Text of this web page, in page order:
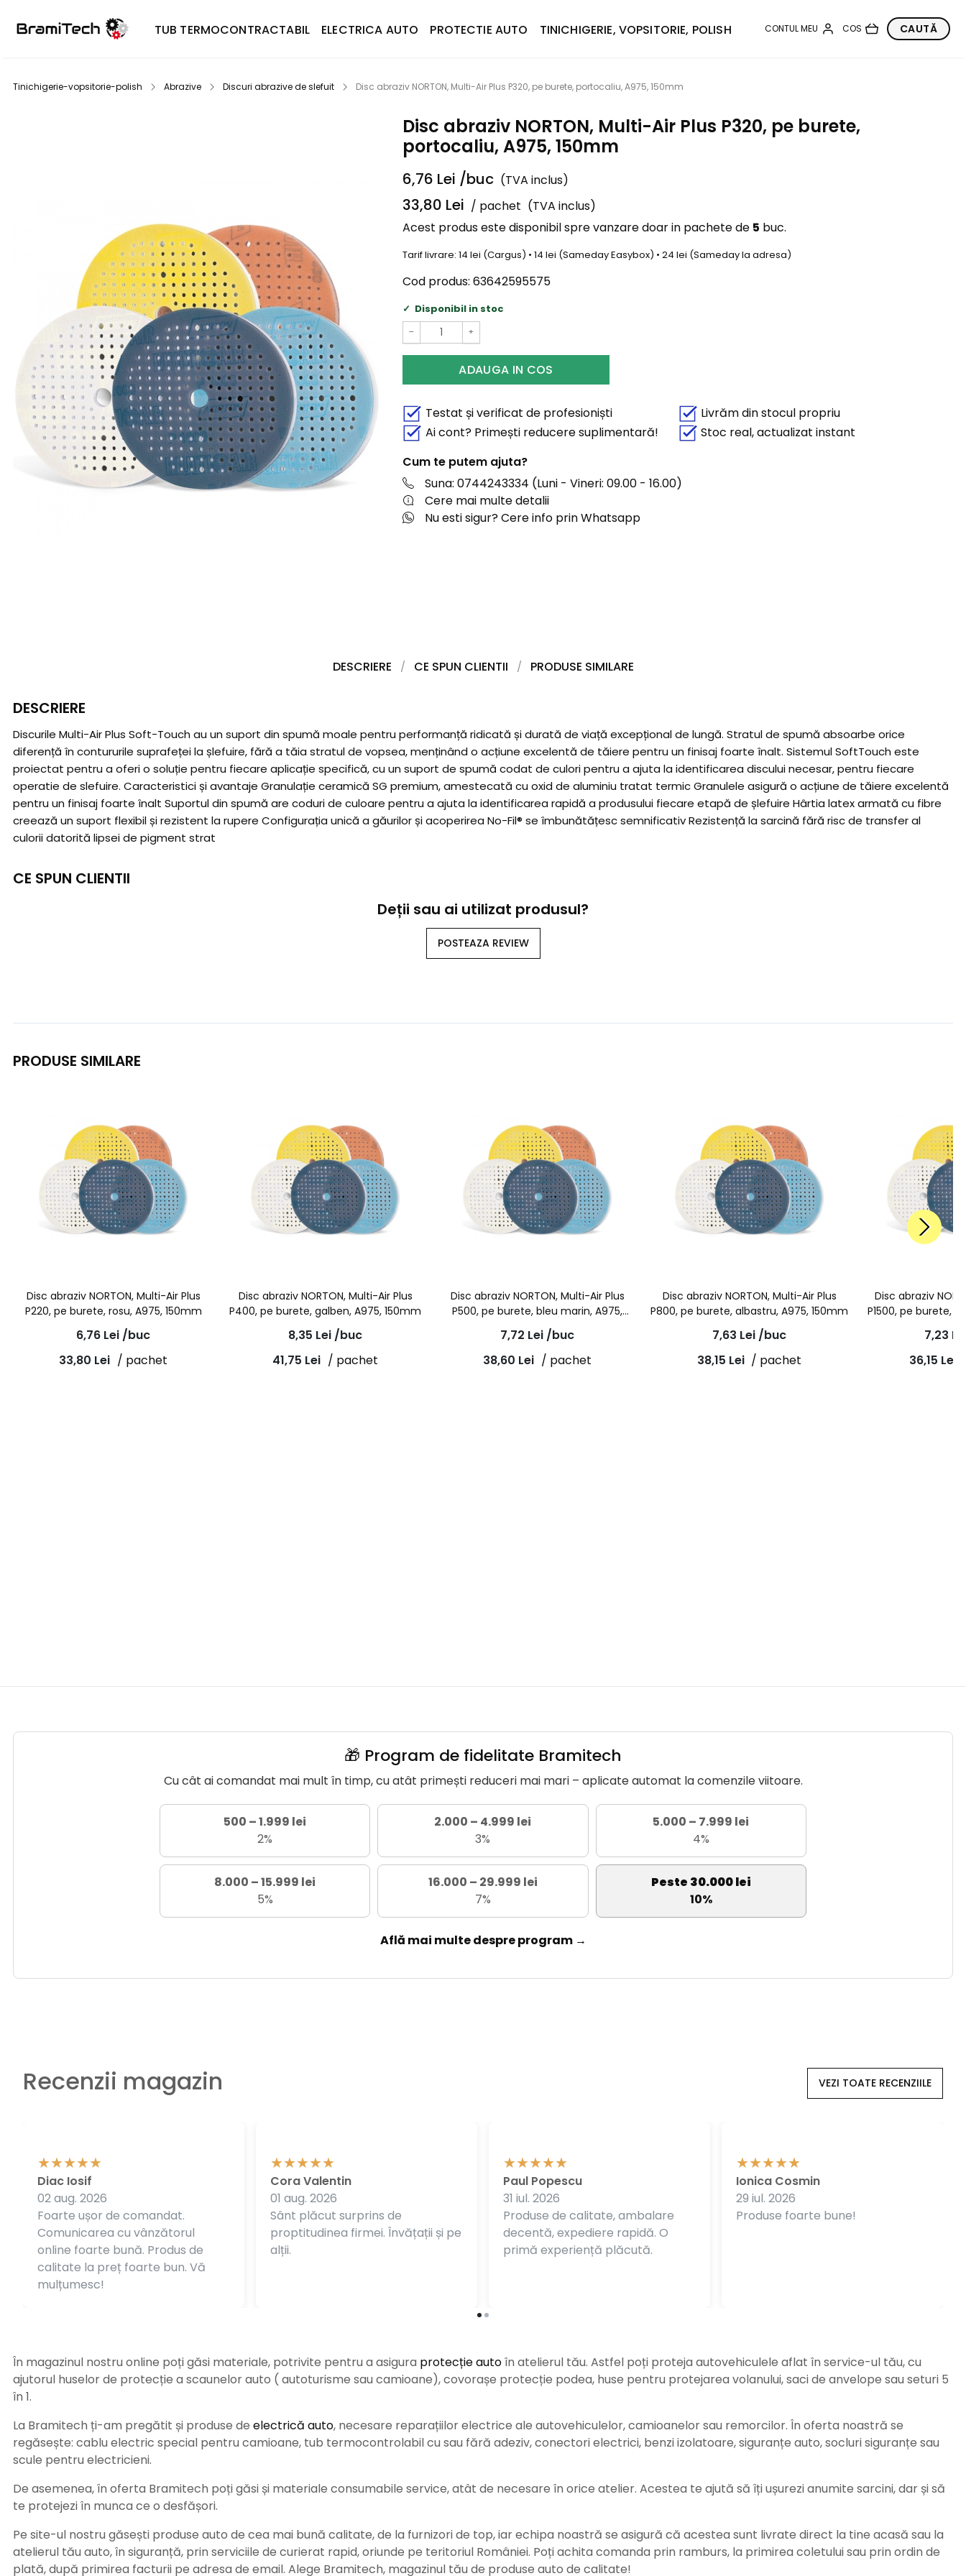
TUB TERMOCONTRACTABIL ELECTRICA AUTO PROTECTIE AUTO TINICHIGERIE, VOPSITORIE, POLISH
Tinichigerie-vopsitorie-polish Abrazive Discuri abrazive de slefuit Disc abraziv NORTON, Multi-Air Plus P320, pe burete, portocaliu, A975, 150mm
Disc abraziv NORTON, Multi-Air Plus P320, pe burete,
portocaliu, A975, 150mm
6,76 Lei /buc (TVA inclus)
33,80 Lei / pachet (TVA inclus)
Acest produs este disponibil spre vanzare doar in pachete de 5 buc.
Tarif livrare: 14 lei (Cargus) • 14 lei (Sameday Easybox) • 24 lei (Sameday la adresa)
Cod produs: 63642595575
Disponibil in stoc
− +
ADAUGA IN COS
Testat și verificat de profesioniști
Livrăm din stocul propriu
Ai cont? Primești reducere suplimentară!
Stoc real, actualizat instant
Cum te putem ajuta?
Suna: 0744243334 (Luni - Vineri: 09.00 - 16.00)
Cere mai multe detalii
Nu esti sigur? Cere info prin Whatsapp
DESCRIERE CE SPUN CLIENTII PRODUSE SIMILARE
DESCRIERE
Discurile Multi-Air Plus Soft-Touch au un suport din spumă moale pentru performanță ridicată și durată de viață excepțional de lungă. Stratul de spumă absoarbe orice
diferență în contururile suprafeței la șlefuire, fără a tăia stratul de vopsea, menținând o acțiune excelentă de tăiere pentru un finisaj foarte înalt. Sistemul SoftTouch este
proiectat pentru a oferi o soluție pentru fiecare aplicație specifică, cu un suport de spumă codat de culori pentru a ajuta la identificarea discului necesar, pentru fiecare
operatie de slefuire. Caracteristici și avantaje Granulație ceramică SG premium, amestecată cu oxid de aluminiu tratat termic Granulele asigură o acțiune de tăiere excelentă
pentru un finisaj foarte înalt Suportul din spumă are coduri de culoare pentru a ajuta la identificarea rapidă a produsului fiecare etapă de șlefuire Hârtia latex armată cu fibre
creează un suport flexibil și rezistent la rupere Configurația unică a găurilor și acoperirea No-Fil® se îmbunătățesc semnificativ Rezistență la sarcină fără risc de transfer al
culorii datorită lipsei de pigment strat
CE SPUN CLIENTII
Deții sau ai utilizat produsul?
POSTEAZA REVIEW
PRODUSE SIMILARE
Disc abraziv NORTON, Multi-Air Plus
P220, pe burete, rosu, A975, 150mm
6,76 Lei /buc
33,80 Lei / pachet
Disc abraziv NORTON, Multi-Air Plus
P400, pe burete, galben, A975, 150mm
8,35 Lei /buc
41,75 Lei / pachet
Disc abraziv NORTON, Multi-Air Plus
P500, pe burete, bleu marin, A975,
150mm
7,72 Lei /buc
38,60 Lei / pachet
Disc abraziv NORTON, Multi-Air Plus
P800, pe burete, albastru, A975, 150mm
7,63 Lei /buc
38,15 Lei / pachet
Disc abraziv
P1500, pe burete,
7,23
36,15 Lei
🎁 Program de fidelitate Bramitech
Cu cât ai comandat mai mult în timp, cu atât primești reduceri mai mari – aplicate automat la comenzile viitoare.
500 – 1.999 lei
2%
2.000 – 4.999 lei
3%
5.000 – 7.999 lei
4%
8.000 – 15.999 lei
5%
16.000 – 29.999 lei
7%
Peste 30.000 lei
10%
Află mai multe despre program →
Recenzii magazin VEZI TOATE RECENZIILE
Foarte ușor de comandat.
Comunicarea cu vânzătorul
online foarte bună. Produs de
calitate la preț foarte bun. Vă
mulțumesc!
Diac Iosif
02 aug. 2026
Sânt plăcut surprins de
proptitudinea firmei. Învățații și pe
alții.
Cora Valentin
01 aug. 2026
Produse de calitate, ambalare
decentă, expediere rapidă. O
primă experiență plăcută.
Paul Popescu
31 iul. 2026
Produse foarte bune!
Ionica Cosmin
29 iul. 2026
În magazinul nostru online poți găsi materiale, potrivite pentru a asigura protecție autoîn atelierul tău. Astfel poți proteja autovehiculele aflat în service-ul tău, cu
ajutorul huselor de protecție a scaunelor auto ( autoturisme sau camioane), covorașe protecție podea, huse pentru protejarea volanului, saci de anvelope sau seturi 5
în 1.
La Bramitech ți-am pregătit și produse de electrică auto, necesare reparațiilor electrice ale autovehiculelor, camioanelor sau remorcilor. În oferta noastră se
regăsește: cablu electric special pentru camioane, tub termocontrolabil cu sau fără adeziv, conectori electrici, benzi izolatoare, siguranțe auto, socluri siguranțe sau
scule pentru electricieni.
De asemenea, în oferta Bramitech poți găsi și materiale consumabile service, atât de necesare în orice atelier. Acestea te ajută să îți ușurezi anumite sarcini, dar și să
te protejezi în munca ce o desfășori.
Pe site-ul nostru găsești produse auto de cea mai bună calitate, de la furnizori de top, iar echipa noastră se asigură că acestea sunt livrate direct la tine acasă sau la
atelierul tău auto, în siguranță, prin serviciile de curierat rapid, oriunde pe teritoriul României. Poți achita comanda prin ramburs, la primirea coletului sau prin ordin de
plată, după primirea facturii pe adresa de email. Alege Bramitech, magazinul tău de produse auto de calitate!